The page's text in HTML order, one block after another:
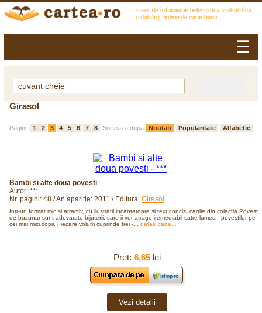
☰
Girasol
Sorteaza dupa: Noutati Popularitate Alfabetic
Pagini: 1 2 3 4 5 6 7 8
Bambi si alte doua povesti
Autor: ***
Nr. pagini: 48 / An aparitie: 2011 / Editura: Girasol
Intr-un format mic si atractiv, cu ilustratii incantatoare si text concis, cartile din colectia Povesti
de buzunar sunt adevarate bijuterii, care ii vor atrage iremediabil catre lumea - povestilor pe
cei mai mici copii. Fiecare volum cuprinde trei -... detalii carte...
Pret: 6,65lei
Vezi detalii